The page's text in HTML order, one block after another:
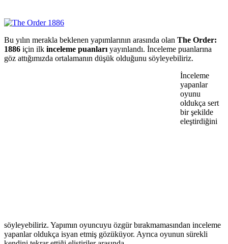
Bu yılın merakla beklenen yapımlarının arasında olan The Order:
1886 için ilk inceleme puanları yayınlandı. İnceleme puanlarına
göz attığımızda ortalamanın düşük olduğunu söyleyebiliriz.
İnceleme
yapanlar
oyunu
oldukça sert
bir şekilde
eleştirdiğini
söyleyebiliriz. Yapımın oyuncuyu özgür bırakmamasından inceleme
yapanlar oldukça isyan etmiş gözüküyor. Ayrıca oyunun sürekli